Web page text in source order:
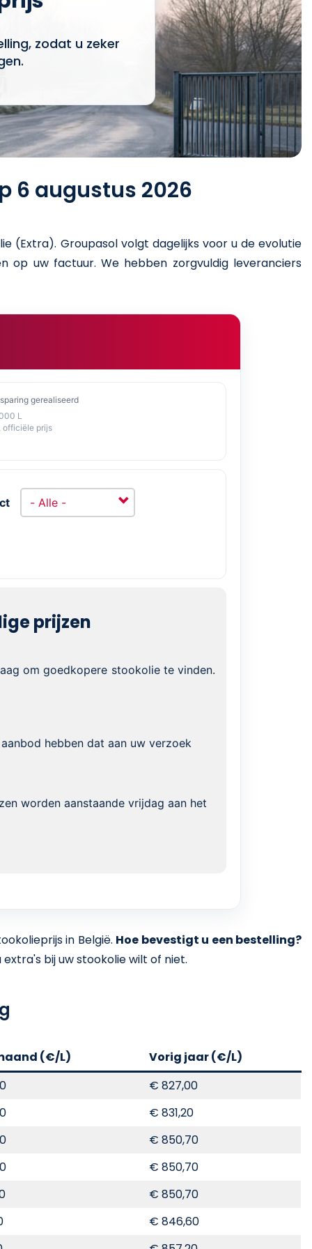
zodat u zeker
6 augustus 2026
(Extra). Groupasol volgt dagelijks voor u de evolutie
op uw factuur. We hebben zorgvuldig leveranciers
gerealiseerd
L
officiële prijs
prijzen
om goedkopere stookolie te vinden.
hebben dat aan uw verzoek
worden aanstaande vrijdag aan het
in België. Hoe bevestigt u een bestelling?
bij uw stookolie wilt of niet.
(€/L)
Vorig jaar (€/L)
€ 827,00
€ 831,20
€ 850,70
€ 850,70
€ 850,70
€ 846,60